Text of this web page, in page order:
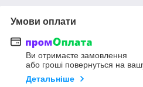
Умови оплати
Ви отримаєте замовлення
або гроші повернуться на
Детальніше